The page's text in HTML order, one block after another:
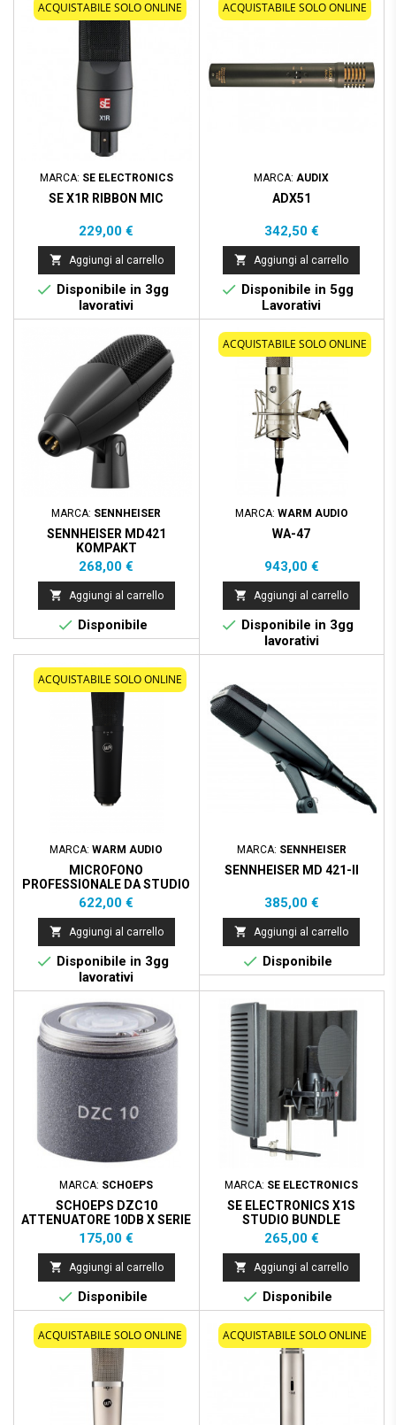
ACQUISTABILE SOLO ONLINE
MARCA: SE ELECTRONICS
SE X1R RIBBON MIC
Prezzo
229,00 €
 Aggiungi al carrello
 Disponibile in 3gg
lavorativi
ACQUISTABILE SOLO ONLINE
MARCA: AUDIX
ADX51
Prezzo
342,50 €
 Aggiungi al carrello
 Disponibile in 5gg
Lavorativi
MARCA: SENNHEISER
SENNHEISER MD421
KOMPAKT
Prezzo
268,00 €
 Aggiungi al carrello
 Disponibile
ACQUISTABILE SOLO ONLINE
MARCA: WARM AUDIO
WA-47
Prezzo
943,00 €
 Aggiungi al carrello
 Disponibile in 3gg
lavorativi
ACQUISTABILE SOLO ONLINE
MARCA:WARM AUDIO
MICROFONO
PROFESSIONALE DA STUDIO
A CONDENSATORE -
VERSIONE AGGIORNATA
Prezzo
622,00 €
 Aggiungi al carrello
 Disponibile in 3gg
lavorativi
MARCA: SENNHEISER
SENNHEISER MD 421-II
Prezzo
385,00 €
 Aggiungi al carrello
 Disponibile
MARCA: SCHOEPS
SCHOEPS DZC10
ATTENUATORE 10DB X SERIE
CMC/CMBI
Prezzo
175,00 €
 Aggiungi al carrello
 Disponibile
MARCA: SE ELECTRONICS
SE ELECTRONICS X1S
STUDIO BUNDLE
Prezzo
265,00 €
 Aggiungi al carrello
 Disponibile
ACQUISTABILE SOLO ONLINE ACQUISTABILE SOLO ONLINE